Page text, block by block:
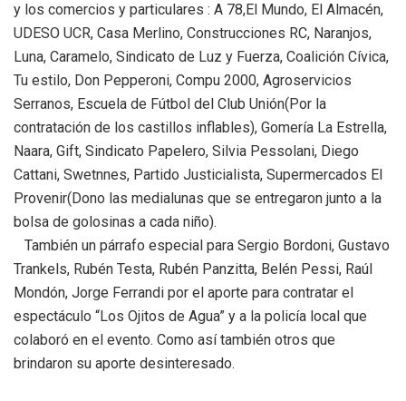
y los comercios y particulares : A 78,El Mundo, El Almacén,
UDESO UCR, Casa Merlino, Construcciones RC, Naranjos,
Luna, Caramelo, Sindicato de Luz y Fuerza, Coalición Cívica,
Tu estilo, Don Pepperoni, Compu 2000, Agroservicios
Serranos, Escuela de Fútbol del Club Unión(Por la
contratación de los castillos inflables), Gomería La Estrella,
Naara, Gift, Sindicato Papelero, Silvia Pessolani, Diego
Cattani, Swetnnes, Partido Justicialista, Supermercados El
Provenir(Dono las medialunas que se entregaron junto a la
bolsa de golosinas a cada niño).
También un párrafo especial para Sergio Bordoni, Gustavo
Trankels, Rubén Testa, Rubén Panzitta, Belén Pessi, Raúl
Mondón, Jorge Ferrandi por el aporte para contratar el
espectáculo “Los Ojitos de Agua” y a la policía local que
colaboró en el evento. Como así también otros que
brindaron su aporte desinteresado.